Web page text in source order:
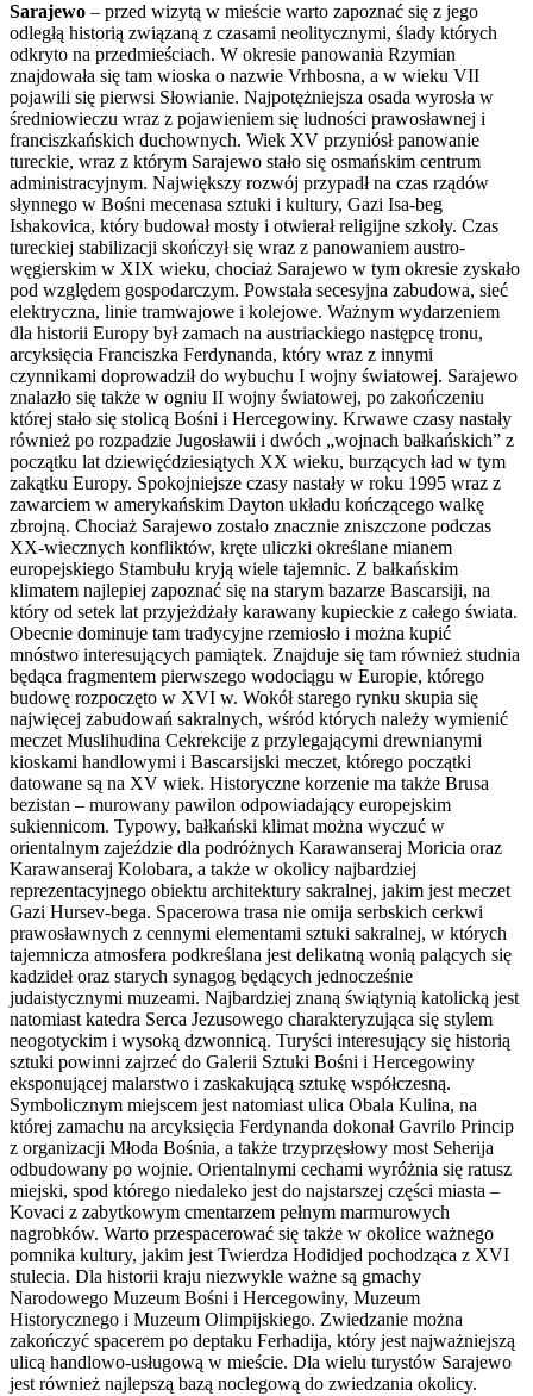
Sarajewo – przed wizytą w mieście warto zapoznać się z jego
odległą historią związaną z czasami neolitycznymi, ślady których
odkryto na przedmieściach. W okresie panowania Rzymian
znajdowała się tam wioska o nazwie Vrhbosna, a w wieku VII
pojawili się pierwsi Słowianie. Najpotężniejsza osada wyrosła w
średniowieczu wraz z pojawieniem się ludności prawosławnej i
franciszkańskich duchownych. Wiek XV przyniósł panowanie
tureckie, wraz z którym Sarajewo stało się osmańskim centrum
administracyjnym. Największy rozwój przypadł na czas rządów
słynnego w Bośni mecenasa sztuki i kultury, Gazi Isa-beg
Ishakovica, który budował mosty i otwierał religijne szkoły. Czas
tureckiej stabilizacji skończył się wraz z panowaniem austro-
węgierskim w XIX wieku, chociaż Sarajewo w tym okresie zyskało
pod względem gospodarczym. Powstała secesyjna zabudowa, sieć
elektryczna, linie tramwajowe i kolejowe. Ważnym wydarzeniem
dla historii Europy był zamach na austriackiego następcę tronu,
arcyksięcia Franciszka Ferdynanda, który wraz z innymi
czynnikami doprowadził do wybuchu I wojny światowej. Sarajewo
znalazło się także w ogniu II wojny światowej, po zakończeniu
której stało się stolicą Bośni i Hercegowiny. Krwawe czasy nastały
również po rozpadzie Jugosławii i dwóch „wojnach bałkańskich” z
początku lat dziewięćdziesiątych XX wieku, burzących ład w tym
zakątku Europy. Spokojniejsze czasy nastały w roku 1995 wraz z
zawarciem w amerykańskim Dayton układu kończącego walkę
zbrojną. Chociaż Sarajewo zostało znacznie zniszczone podczas
XX-wiecznych konfliktów, kręte uliczki określane mianem
europejskiego Stambułu kryją wiele tajemnic. Z bałkańskim
klimatem najlepiej zapoznać się na starym bazarze Bascarsiji, na
który od setek lat przyjeżdżały karawany kupieckie z całego świata.
Obecnie dominuje tam tradycyjne rzemiosło i można kupić
mnóstwo interesujących pamiątek. Znajduje się tam również studnia
będąca fragmentem pierwszego wodociągu w Europie, którego
budowę rozpoczęto w XVI w. Wokół starego rynku skupia się
najwięcej zabudowań sakralnych, wśród których należy wymienić
meczet Muslihudina Cekrekcije z przylegającymi drewnianymi
kioskami handlowymi i Bascarsijski meczet, którego początki
datowane są na XV wiek. Historyczne korzenie ma także Brusa
bezistan – murowany pawilon odpowiadający europejskim
sukiennicom. Typowy, bałkański klimat można wyczuć w
orientalnym zajeździe dla podróżnych Karawanseraj Moricia oraz
Karawanseraj Kolobara, a także w okolicy najbardziej
reprezentacyjnego obiektu architektury sakralnej, jakim jest meczet
Gazi Hursev-bega. Spacerowa trasa nie omija serbskich cerkwi
prawosławnych z cennymi elementami sztuki sakralnej, w których
tajemnicza atmosfera podkreślana jest delikatną wonią palących się
kadzideł oraz starych synagog będących jednocześnie
judaistycznymi muzeami. Najbardziej znaną świątynią katolicką jest
natomiast katedra Serca Jezusowego charakteryzująca się stylem
neogotyckim i wysoką dzwonnicą. Turyści interesujący się historią
sztuki powinni zajrzeć do Galerii Sztuki Bośni i Hercegowiny
eksponującej malarstwo i zaskakującą sztukę współczesną.
Symbolicznym miejscem jest natomiast ulica Obala Kulina, na
której zamachu na arcyksięcia Ferdynanda dokonał Gavrilo Princip
z organizacji Młoda Bośnia, a także trzyprzęsłowy most Seherija
odbudowany po wojnie. Orientalnymi cechami wyróżnia się ratusz
miejski, spod którego niedaleko jest do najstarszej części miasta –
Kovaci z zabytkowym cmentarzem pełnym marmurowych
nagrobków. Warto przespacerować się także w okolice ważnego
pomnika kultury, jakim jest Twierdza Hodidjed pochodząca z XVI
stulecia. Dla historii kraju niezwykle ważne są gmachy
Narodowego Muzeum Bośni i Hercegowiny, Muzeum
Historycznego i Muzeum Olimpijskiego. Zwiedzanie można
zakończyć spacerem po deptaku Ferhadija, który jest najważniejszą
ulicą handlowo-usługową w mieście. Dla wielu turystów Sarajewo
jest również najlepszą bazą noclegową do zwiedzania okolicy.